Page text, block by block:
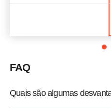
FAQ
Quais são algumas